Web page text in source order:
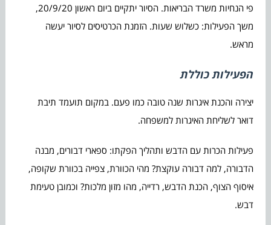
פי הנחיות משרד הבריאות. הסיור יתקיים ביום ראשון 20/9/20,
משך הפעילות: כשלוש שעות. הזמנת הכרטיסים לסיור יעשה
מראש.
הפעילות כוללת
יצירה והכנת איגרות שנה טובה כמו פעם. במקום תועמד תיבת
דואר לשליחת האיגרות למשפחה.
פעילות הכרות עם הדבש ותהליך הפקתו: ספארי דבורים, מבנה
הדבורה, למה דבורה עוקצת? מהי הכוורת, צפייה בכוורת שקופה,
איסוף הצוף, הכנת הדבש, רדייה, מהו מזון מלכות? וכמובן טעימת
דבש.